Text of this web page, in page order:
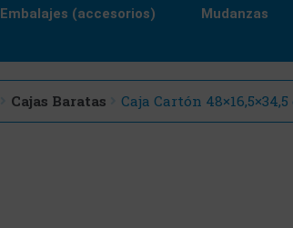
Embalajes (accesorios) Mudanzas
Cajas Baratas Caja Cartón